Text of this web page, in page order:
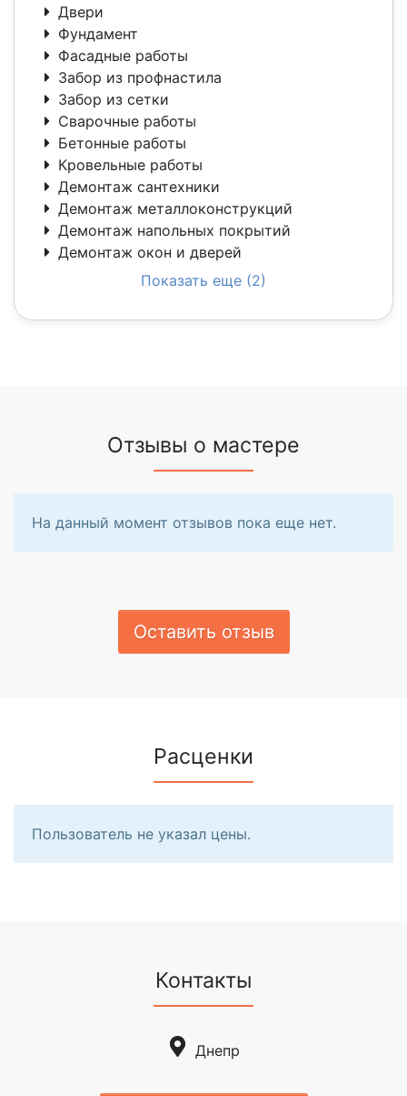
Двери
Фундамент
Фасадные работы
Забор из профнастила
Забор из сетки
Сварочные работы
Бетонные работы
Кровельные работы
Демонтаж сантехники
Демонтаж металлоконструкций
Демонтаж напольных покрытий
Демонтаж окон и дверей
Показать еще (2)
Отзывы о мастере
На данный момент отзывов пока еще нет.
Оставить отзыв
Расценки
Пользователь не указал цены.
Контакты
Днепр